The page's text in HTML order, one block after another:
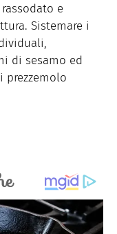
e
Sistemare i
di sesamo ed
prezzemolo